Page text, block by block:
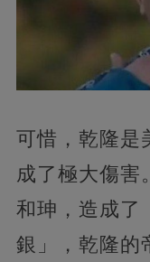
可惜，乾隆是
成了極大傷害
和珅，造成了
銀」，乾隆的